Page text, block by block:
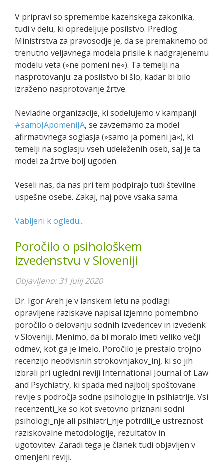
V pripravi so spremembe kazenskega zakonika,
tudi v delu, ki opredeljuje posilstvo. Predlog
Ministrstva za pravosodje je, da se premaknemo od
trenutno veljavnega modela prisile k nadgrajenemu
modelu veta (»ne pomeni ne«). Ta temelji na
nasprotovanju: za posilstvo bi šlo, kadar bi bilo
izraženo nasprotovanje žrtve.
Nevladne organizacije, ki sodelujemo v kampanji
#samoJApomeniJA, se zavzemamo za model
afirmativnega soglasja (»samo ja pomeni ja«), ki
temelji na soglasju vseh udeleženih oseb, saj je ta
model za žrtve bolj ugoden.
Veseli nas, da nas pri tem podpirajo tudi številne
uspešne osebe. Zakaj, naj pove vsaka sama.
Vabljeni k ogledu...
Poročilo o psihološkem
izvedenstvu v Sloveniji
Objavljeno: 31 Julij 2020
Dr. Igor Areh je v lanskem letu na podlagi
opravljene raziskave napisal izjemno pomembno
poročilo o delovanju sodnih izvedencev in izvedenk
v Sloveniji. Menimo, da bi moralo imeti veliko večji
odmev, kot ga je imelo. Poročilo je prestalo trojno
recenzijo neodvisnih strokovnjakov_inj, ki so jih
izbrali pri ugledni reviji International Journal of Law
and Psychiatry, ki spada med najbolj spoštovane
revije s področja sodne psihologije in psihiatrije. Vsi
recenzenti_ke so kot svetovno priznani sodni
psihologi_nje ali psihiatri_nje potrdili_e ustreznost
raziskovalne metodologije, rezultatov in
ugotovitev. Zaradi tega je članek tudi objavljen v
omenjeni reviji.